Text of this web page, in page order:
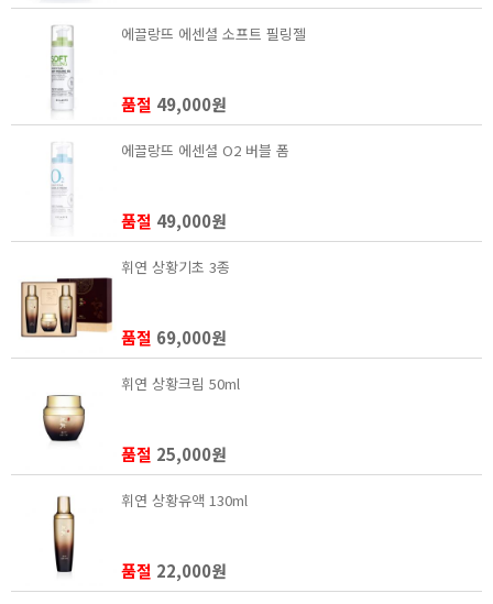
에끌랑뜨 에센셜 소프트 필링젤
품절 49,000원
에끌랑뜨 에센셜 O2 버블 폼
품절 49,000원
휘연 상황기초 3종
품절 69,000원
휘연 상황크림 50ml
품절 25,000원
휘연 상황유액 130ml
품절 22,000원